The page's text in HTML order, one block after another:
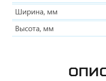
Ширина, мм
Высота, мм